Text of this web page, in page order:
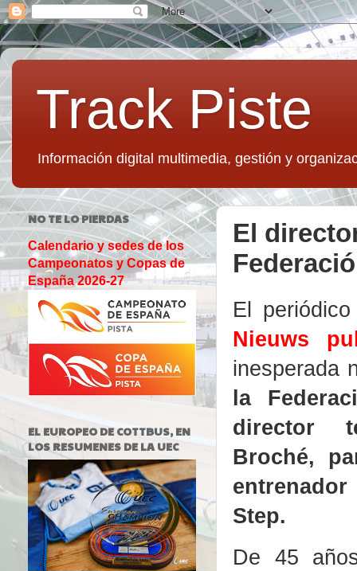
Track Piste
Información digital multimedia, gestión y
El
El
Nieuws
inesperada
la
director
Broché,
Step.
De 45
NO TE LO PIERDAS
Calendario y sedes de los
Campeonatos y Copas de
España 2026-27
EL EUROPEO DE COTTBUS, EN
LOS RESUMENES DE LA UEC